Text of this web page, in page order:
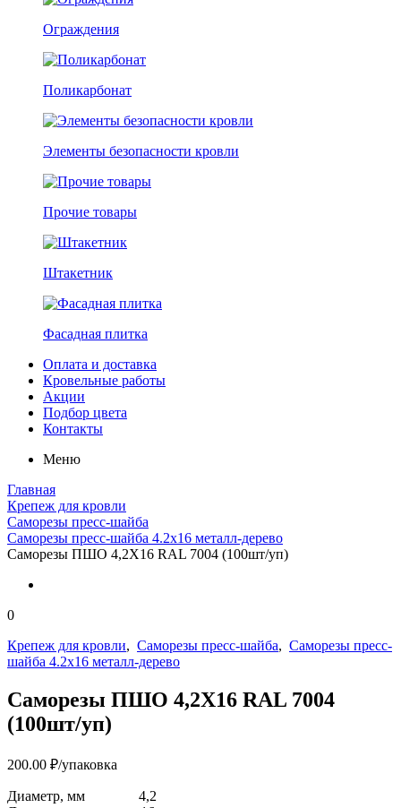
Ограждения
Поликарбонат
Элементы безопасности кровли
Прочие товары
Штакетник
Фасадная плитка
Оплата и доставка
Кровельные работы
Акции
Подбор цвета
Контакты
Меню
Главная
Крепеж для кровли
Саморезы пресс-шайба
Саморезы пресс-шайба 4.2х16 металл-дерево
Саморезы ПШО 4,2Х16 RAL 7004 (100шт/уп)
0
Крепеж для кровли, Саморезы пресс-шайба, Саморезы пресс-
шайба 4.2х16 металл-дерево
Саморезы ПШО 4,2Х16 RAL 7004
(100шт/уп)
200.00 ₽/упаковка
Диаметр, мм 4,2